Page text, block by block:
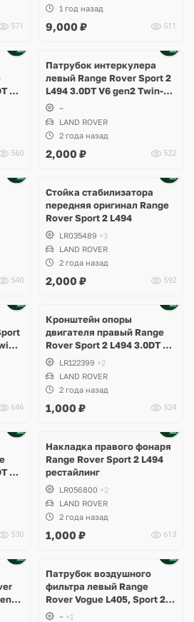
571
1 год назад
9,000 ₽ 511
V6
560
Патрубок интеркулера
левый Range Rover Sport 2
L494 3.0DT V6 gen2 Twin-
turbo
~
LAND ROVER
2 года назад
2,000 ₽ 522
540
Стойка стабилизатора
передняя оригинал Range
Rover Sport 2 L494
LR035489 +3
LAND ROVER
2 года назад
2,000 ₽ 592
646
Кронштейн опоры
двигателя правый Range
Rover Sport 2 L494 3.0DT V6
gen2 Twin-turbo
LR122399 +2
LAND ROVER
2 года назад
1,000 ₽ 524
V6
530
Накладка правого фонаря
Range Rover Sport 2 L494
рестайлинг
LR056800 +2
LAND ROVER
2 года назад
1,000 ₽ 613
Патрубок воздушного
фильтра левый Range
Rover Vogue L405, Sport 2
L494 рестайлинг
~ +1